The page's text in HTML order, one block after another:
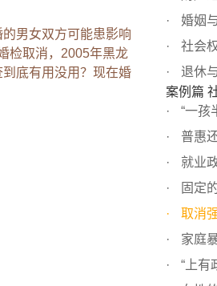
男女双方可能患影响
检取消，2005年黑龙
底有用没用？现在婚
婚姻
社会
退休
案例篇
“一孩
普惠还
就业
固定的
取消
家庭
“上有